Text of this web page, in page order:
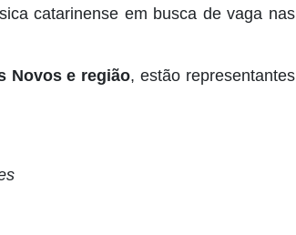
catarinense em busca de vaga nas
Novos e região, estão representantes